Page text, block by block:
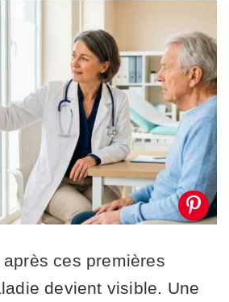
ces premières
devient visible. Une